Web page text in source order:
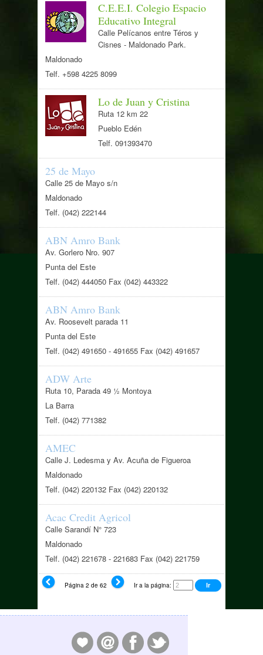
C.E.E.I. Colegio Espacio
Educativo Integral
Calle Pelícanos entre Téros y
Cisnes - Maldonado Park.
Maldonado
Telf. +598 4225 8099
Lo de Juan y Cristina
Ruta 12 km 22
Pueblo Edén
Telf. 091393470
25 de Mayo
Calle 25 de Mayo s/n
Maldonado
Telf. (042) 222144
ABN Amro Bank
Av. Gorlero Nro. 907
Punta del Este
Telf. (042) 444050 Fax (042) 443322
ABN Amro Bank
Av. Roosevelt parada 11
Punta del Este
Telf. (042) 491650 - 491655 Fax (042) 491657
ADW Arte
Ruta 10, Parada 49 ½ Montoya
La Barra
Telf. (042) 771382
AMEC
Calle J. Ledesma y Av. Acuña de Figueroa
Maldonado
Telf. (042) 220132 Fax (042) 220132
Acac Credit Agricol
Calle Sarandí N° 723
Maldonado
Telf. (042) 221678 - 221683 Fax (042) 221759
Página 2 de 62 Ir a la página: